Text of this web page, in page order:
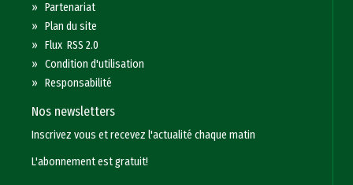
»Partenariat
»Plan du site
»Flux RSS 2.0
»Condition d'utilisation
»Responsabilité
Nos newsletters
Inscrivez vous et recevez l'actualité chaque matin
L'abonnement est gratuit!